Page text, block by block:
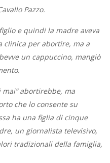
Pazzo.
e quindi la madre aveva
clinica per abortire, ma a
un cappuccino, mangiò
mai” abortirebbe, ma
che lo consente su
ha una figlia di cinque
un giornalista televisivo,
tradizionali della famiglia,